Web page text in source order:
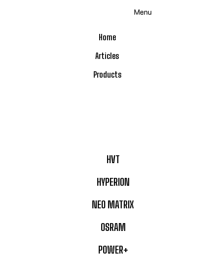
Home
Articles
Products
HVT
HYPERION
NEO MATRIX
OSRAM
POWER+
Menu